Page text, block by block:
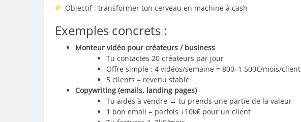
Objectif : transformer ton cerveau en machine à cash
Exemples concrets :
Monteur vidéo pour créateurs / business
Tu contactes 20 créateurs par jour
Offre simple : 4 vidéos/semaine = 800–1 500€/mois/client
5 clients = revenu stable
Copywriting (emails, landing pages)
Tu aides à vendre → tu prends une partie de la valeur
1 bon email = parfois +10k€ pour un client